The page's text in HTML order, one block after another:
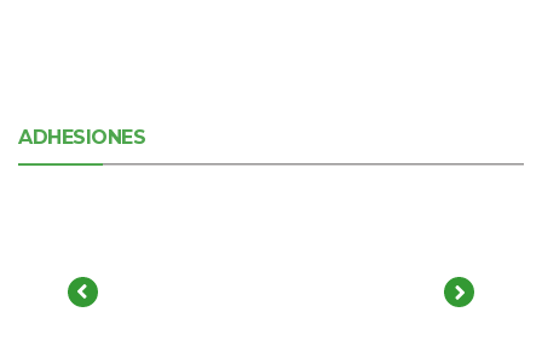
ADHESIONES